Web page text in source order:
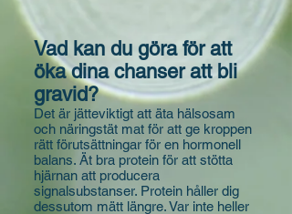
Vad kan du göra för att
öka dina chanser att bli
gravid?
Det är jätteviktigt att äta hälsosam
och näringstät mat för att ge kroppen
rätt förutsättningar för en hormonell
balans. Ät bra protein för att stötta
hjärnan att producera
signalsubstanser. Protein håller dig
dessutom mätt längre. Var inte heller